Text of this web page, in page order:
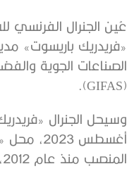
عُين الجنرال الفرنسي
«فريدريك باريسوت»
الصناعات الجوية
(GIFAS).
وسيحل الجنرال
أغسطس
المنصب منذ عام 2012، حيث من المقرر أن يتقاعد.